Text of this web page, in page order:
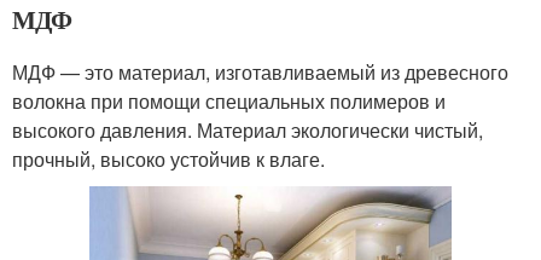
МДФ
МДФ — это материал, изготавливаемый из древесного
волокна при помощи специальных полимеров и
высокого давления. Материал экологически чистый,
прочный, высоко устойчив к влаге.